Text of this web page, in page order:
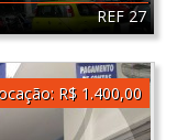
REF 27
R$ 1.400,00